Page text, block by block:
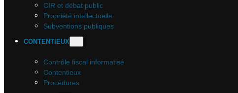
CIR et débat public
Propriété intellectuelle
Subventions publiques
CONTENTIEUX
Contrôle fiscal informatisé
Contentieux
Procédures